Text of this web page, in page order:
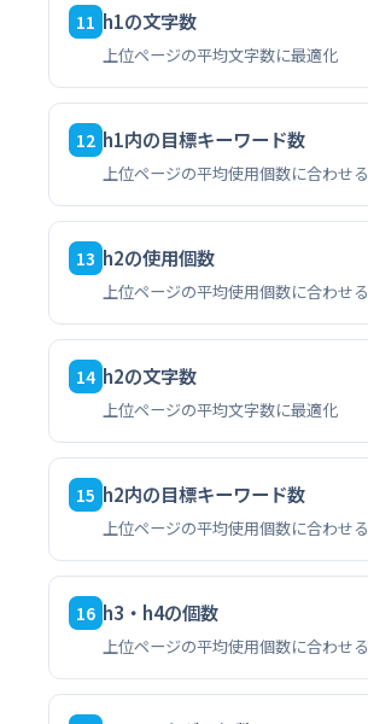
11 h1の文字数
上位ページの平均文字数に最適化
12 h1内の目標キーワード数
上位ページの平均使用個数に合わせる
13 h2の使用個数
上位ページの平均使用個数に合わせる
14 h2の文字数
上位ページの平均文字数に最適化
15 h2内の目標キーワード数
上位ページの平均使用個数に合わせる
16 h3・h4の個数
上位ページの平均使用個数に合わせる